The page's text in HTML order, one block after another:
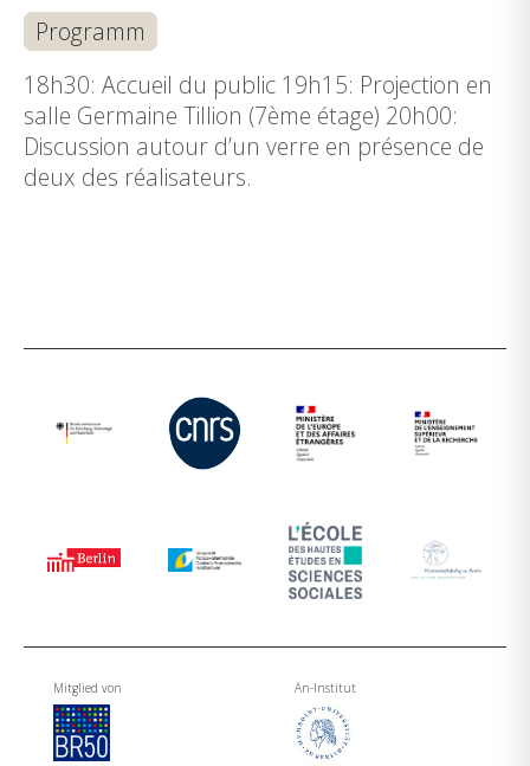
Programm
18h30: Accueil du public 19h15: Projection en
salle Germaine Tillion (7ème étage) 20h00:
Discussion autour d’un verre en présence de
deux des réalisateurs.
Mitglied von An-Institut